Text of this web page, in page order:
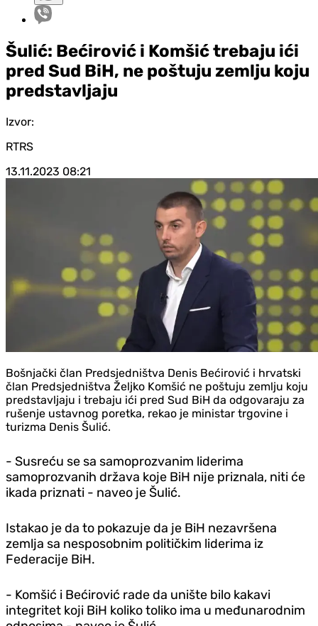
Šulić: Bećirović i Komšić trebaju ići
pred Sud BiH, ne poštuju zemlju koju
predstavljaju
Izvor:
RTRS
13.11.2023 08:21
Bošnjački član Predsjedništva Denis Bećirović i hrvatski
član Predsjedništva Željko Komšić ne poštuju zemlju koju
predstavljaju i trebaju ići pred Sud BiH da odgovaraju za
rušenje ustavnog poretka, rekao je ministar trgovine i
turizma Denis Šulić.
- Susreću se sa samoprozvanim liderima
samoprozvanih država koje BiH nije priznala, niti će
ikada priznati - naveo je Šulić.
Istakao je da to pokazuje da je BiH nezavršena
zemlja sa nesposobnim političkim liderima iz
Federacije BiH.
- Komšić i Bećirović rade da unište bilo kakavi
integritet koji BiH koliko toliko ima u međunarodnim